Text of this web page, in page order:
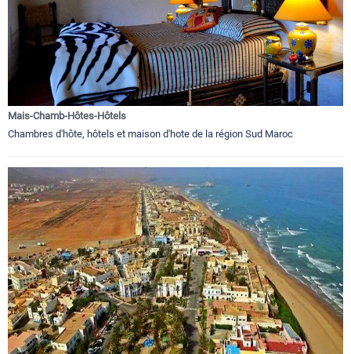
Mais-Chamb-Hôtes-Hôtels
Chambres d'hôte, hôtels et maison d'hote de la région Sud Maroc